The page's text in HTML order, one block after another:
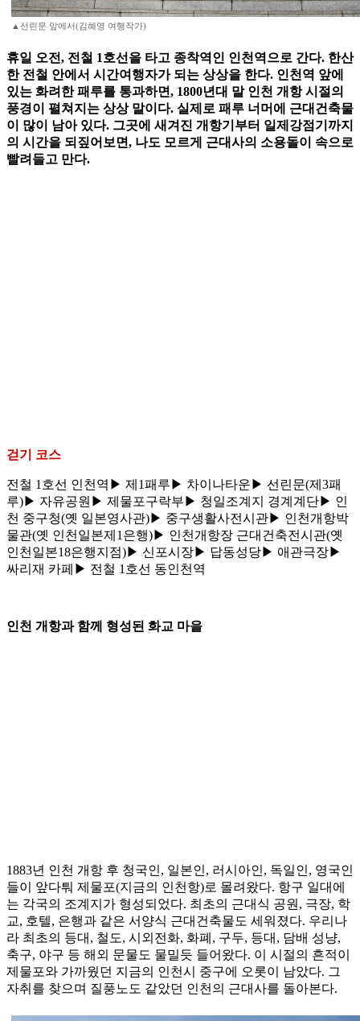
▲선린문 앞에서(김혜영 여행작가)
휴일 오전, 전철 1호선을 타고 종착역인 인천역으로 간다. 한산
한 전철 안에서 시간여행자가 되는 상상을 한다. 인천역 앞에
있는 화려한 패루를 통과하면, 1800년대 말 인천 개항 시절의
풍경이 펼쳐지는 상상 말이다. 실제로 패루 너머에 근대건축물
이 많이 남아 있다. 그곳에 새겨진 개항기부터 일제강점기까지
의 시간을 되짚어보면, 나도 모르게 근대사의 소용돌이 속으로
빨려들고 만다.
걷기 코스
전철 1호선 인천역▶ 제1패루▶ 차이나타운▶ 선린문(제3패
루)▶ 자유공원▶ 제물포구락부▶ 청일조계지 경계계단▶ 인
천 중구청(옛 일본영사관)▶ 중구생활사전시관▶ 인천개항박
물관(옛 인천일본제1은행)▶ 인천개항장 근대건축전시관(옛
인천일본18은행지점)▶ 신포시장▶ 답동성당▶ 애관극장▶
싸리재 카페▶ 전철 1호선 동인천역
인천 개항과 함께 형성된 화교 마을
1883년 인천 개항 후 청국인, 일본인, 러시아인, 독일인, 영국인
들이 앞다퉈 제물포(지금의 인천항)로 몰려왔다. 항구 일대에
는 각국의 조계지가 형성되었다. 최초의 근대식 공원, 극장, 학
교, 호텔, 은행과 같은 서양식 근대건축물도 세워졌다. 우리나
라 최초의 등대, 철도, 시외전화, 화폐, 구두, 등대, 담배 성냥,
축구, 야구 등 해외 문물도 물밀듯 들어왔다. 이 시절의 흔적이
제물포와 가까웠던 지금의 인천시 중구에 오롯이 남았다. 그
자취를 찾으며 질풍노도 같았던 인천의 근대사를 돌아본다.